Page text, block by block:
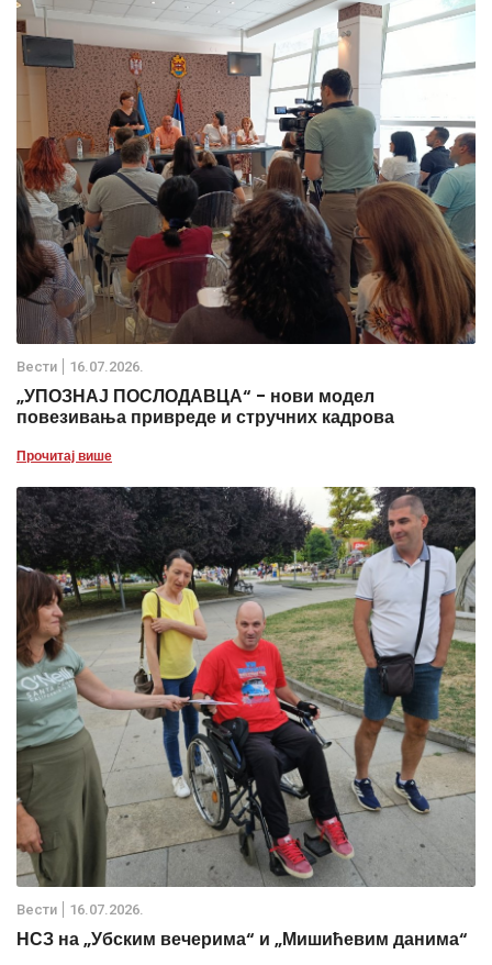
Вести 16.07.2026.
„УПОЗНАЈ ПОСЛОДАВЦА“ - нови модел
повезивања привреде и стручних кадрова
Прочитај више
Вести 16.07.2026.
НСЗ на „Убским вечерима“ и „Мишићевим данима“